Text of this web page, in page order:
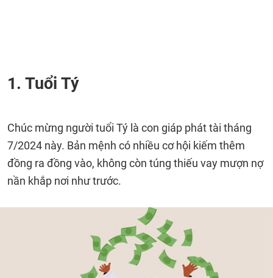
1. Tuổi Tý
Chúc mừng người tuổi Tý là con giáp phát tài tháng
7/2024 này. Bản mệnh có nhiều cơ hội kiếm thêm
đồng ra đồng vào, không còn túng thiếu vay mượn nợ
nần khắp nơi như trước.